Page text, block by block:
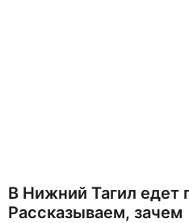
В Нижний Тагил едет
Рассказываем, зачем